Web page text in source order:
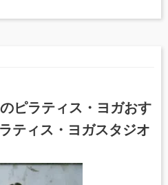
ピラティス・ヨガおす
ティス・ヨガスタジオ